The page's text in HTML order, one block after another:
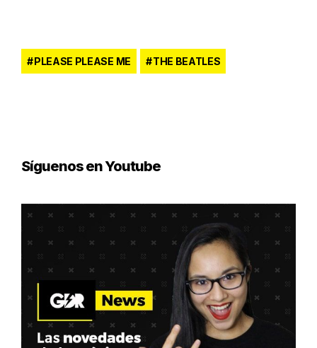
PLEASE PLEASE ME THE BEATLES
Síguenos en Youtube